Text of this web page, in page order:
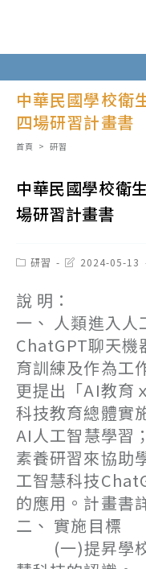
至
主
中華民國學校衛
四場研習計畫書
首頁 > 研習
中華民國學校衛
場研習計畫書
Post研習
Post2024-05-13
說 明：
一、 人類進入人
ChatGPT聊天機
育訓練及作為工
更提出「AI教育
科技教育總體實
AI人工智慧學習
素養研習來協助
工智慧科技
的應用。計畫書
二、 實施目標
(一)提昇學校